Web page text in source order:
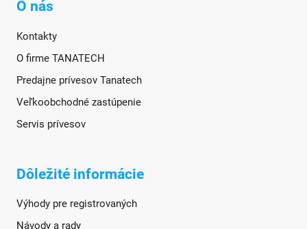
O nás
Kontakty
O firme TANATECH
Predajne prívesov Tanatech
Veľkoobchodné zastúpenie
Servis prívesov
Dôležité informácie
Výhody pre registrovaných
Návody a rady